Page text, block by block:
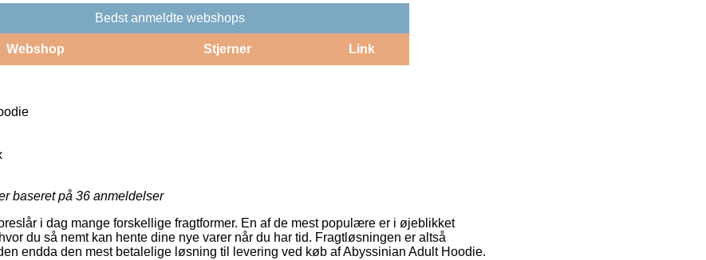
Bedst anmeldte webshops
Webshop Stjerner Link
baseret på 36 anmeldelser
i dag mange forskellige fragtformer. En af de mest populære er i øjeblikket
du så nemt kan hente dine nye varer når du har tid. Fragtløsningen er altså
endda den mest betalelige løsning til levering ved køb af Abyssinian Adult Hoodie.